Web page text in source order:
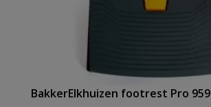
BakkerElkhuizen footrest Pro 959